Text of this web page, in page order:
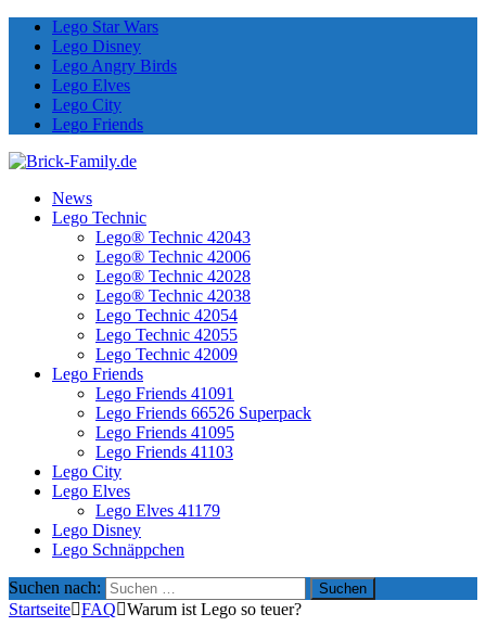
Lego Star Wars
Lego Disney
Lego Angry Birds
Lego Elves
Lego City
Lego Friends
News
Lego Technic
Lego® Technic 42043
Lego® Technic 42006
Lego® Technic 42028
Lego® Technic 42038
Lego Technic 42054
Lego Technic 42055
Lego Technic 42009
Lego Friends
Lego Friends 41091
Lego Friends 66526 Superpack
Lego Friends 41095
Lego Friends 41103
Lego City
Lego Elves
Lego Elves 41179
Lego Disney
Lego Schnäppchen
Suchen nach:
Startseite FAQ Warum ist Lego so teuer?